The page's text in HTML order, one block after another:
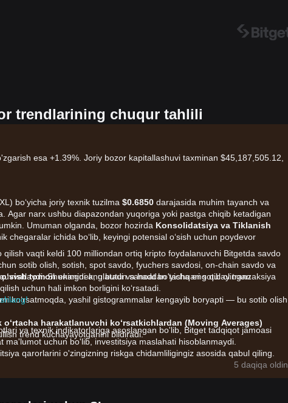
trendlarining chuqur tahlili
esa +1.39%. Joriy bozor kapitallashuvi taxminan $45,187,505.12,
bo‘yicha joriy texnik tuzilma $0.6850 darajasida muhim tayanch va
Agar narx ushbu diapazondan yuqoriga yoki pastga chiqib ketadigan
Umuman olganda, bozor hozirda Konsolidatsiya va Tiklanish
chegaralar ichida bo‘lib, keyingi potensial o‘sish uchun poydevor
tomonekanini anglatadi va haddan tashqari sotib olingan
uchun hali imkon borligini ko‘rsatadi.
ni ko‘rsatmoqda, yashil gistogrammalar kengayib boryapti — bu sotib olish
harakatlanuvchi ko‘rsatkichlardan (Moving Averages)
trend kuchayayotganini bildiradi.
omillar ta’sir qiladi:
vaqti keldi 100 milliondan ortiq kripto foydalanuvchi Bitgetda savdo
sotib olish, sotish, spot savdo, fyuchers savdosi, on-chain savdo va
Shuningdek, u butun sanoat bo'yicha eng qulay tranzaksiya
va texnik indikatorlariga asoslangan bo'lib, Bitget tadqiqot jamoasi
uchun bo'lib, investitsiya maslahati hisoblanmaydi.
qarorlarini o'zingizning riskga chidamliligingiz asosida qabul qiling.
5 daqiqa oldin